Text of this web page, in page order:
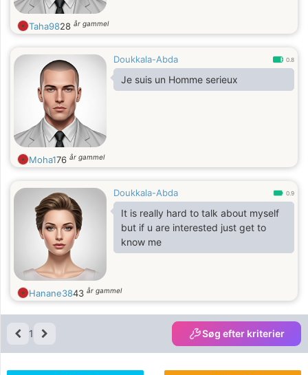
Taha9828 år gammel
Doukkala-Abda 0.8
Je suis un Homme serieux
Moha176 år gammel
Doukkala-Abda 0.9
It is really hard to talk about myself
but if u are interested just get to
know me
Hanane3843 år gammel
1 Søg efter kriterier